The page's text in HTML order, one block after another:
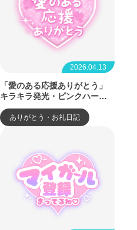
2026.04.13
「愛のある応援ありがとう」
キラキラ発光・ピンクハート
デザイン
ありがとう・お礼日記